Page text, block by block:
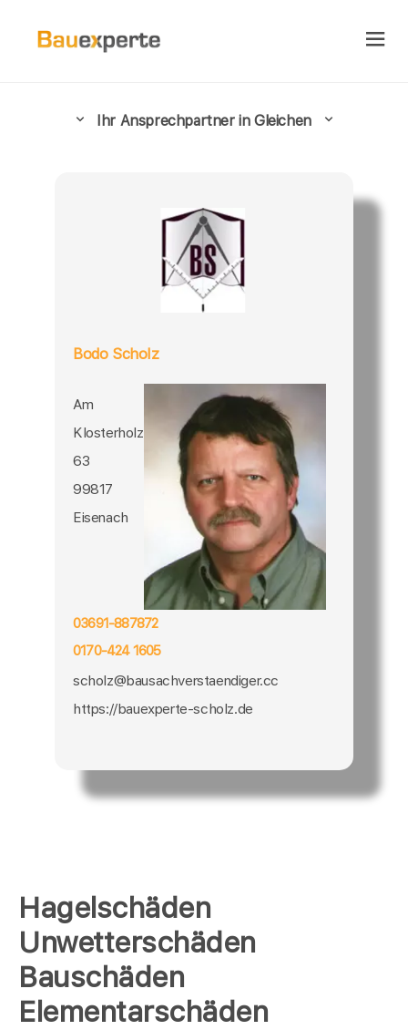
Hagelschäden
Unwetterschäden
Bauschäden
Elementarschäden
Ihr Ansprechpartner in Gleichen
Bodo Scholz
Am
Klosterholz
63
99817
Eisenach
03691-887872
0170-424 1605
scholz@bausachverstaendiger.cc
https://bauexperte-scholz.de